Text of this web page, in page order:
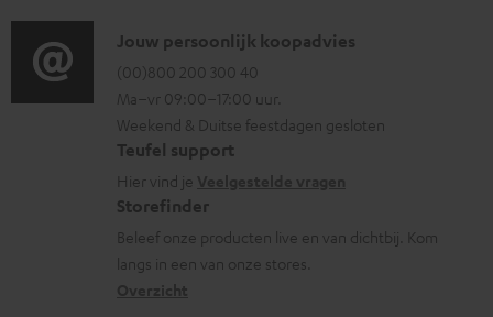
r
m
a
t
i
e
e
i
n
f
o
r
m
a
i
o
g
l
o
s
s
a
C
o
n
t
a
c
t
i
Jouw persoonlijk koopadvies
(00)800 200 300 40
Ma–vr 09:00–17:00 uur.
Weekend & Duitse feestdagen gesloten
Teufel support
Hier vind je
Storefinder
Beleef onze producten live en van dichtbij. Kom
langs in een van onze stores.